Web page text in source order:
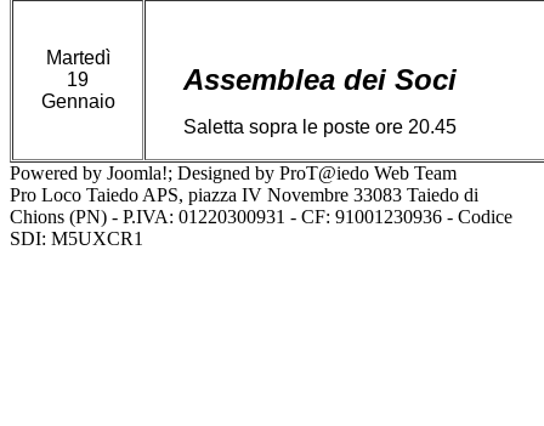
Martedì
19
Gennaio
Assemblea dei Soci
Saletta sopra le poste ore 20.45
Powered by Joomla!; Designed by ProT@iedo Web Team
Pro Loco Taiedo APS, piazza IV Novembre 33083 Taiedo di
Chions (PN) - P.IVA: 01220300931 - CF: 91001230936 - Codice
SDI: M5UXCR1